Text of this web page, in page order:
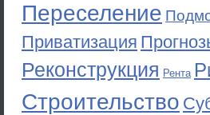
Переселение
Приватизация
Реконструкция Рента
Строительство